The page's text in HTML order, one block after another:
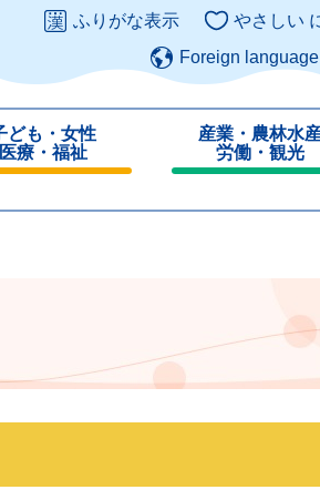
こ
ふりがな表示 やさしい
Foreign language
ども・女性
医療・福祉
産業・農林水
労働・観光
じ